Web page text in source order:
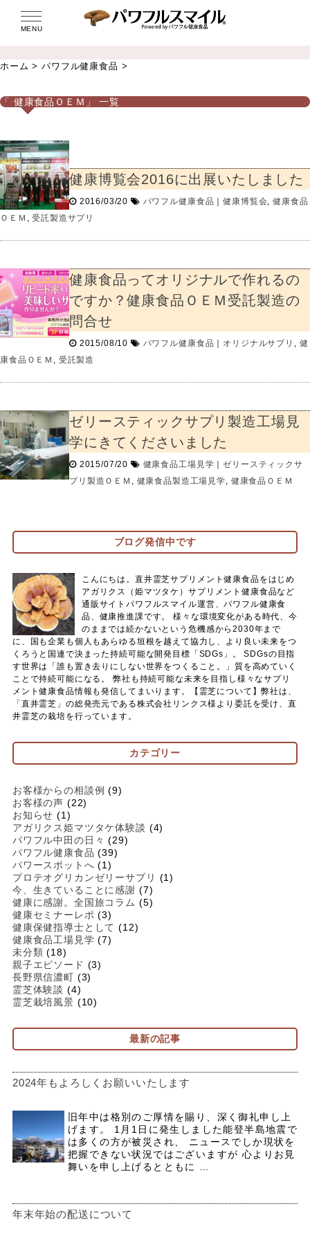
ホーム >パワフル健康食品 >
「 健康食品ＯＥＭ」 一覧
健康博覧会2016に出展いたしました
2016/03/20 パワフル健康食品 ｜健康博覧会,健康食品
ＯＥＭ ,受託製造サプリ
健康食品ってオリジナルで作れるの
ですか？健康食品ＯＥＭ受託製造の
問合せ
2015/08/10 パワフル健康食品 オリジナルサプリ , 健
康食品ＯＥＭ , 受託製造
ゼリースティックサプリ製造工場見
学にきてくださいました
2015/07/20 健康食品工場見学 ｜ゼリースティックサ
プリ製造ＯＥＭ , 健康食品製造工場見学, 健康食品ＯＥＭ
ブログ発信中です
こんにちは。直井霊芝サプリメント健康食品をはじめ
アガリクス（姫マツタケ）サプリメント健康食品など
通販サイトパワフルスマイル運営、パワフル健康食
品、健康推進課です。 様々な環境変化がある時代、今
のままでは続かないという危機感から2030年まで
に、国も企業も個人もあらゆる垣根を越えて協力し、より良い未来をつ
くろうと国連で決まった持続可能な開発目標「SDGs」。 SDGsの目指
す世界は「誰も置き去りにしない世界をつくること。」質を高めていく
ことで持続可能になる。 弊社も持続可能な未来を目指し様々なサプリ
メント健康食品情報も発信してまいります。【霊芝について】弊社は、
「直井霊芝」の総発売元である株式会社リンクス様より委託を受け、直
井霊芝の栽培を行っています。
カテゴリー
お客様からの相談例 (9)
お客様の声 (22)
お知らせ (1)
アガリクス姫マツタケ体験談 (4)
パワフル中田の日々 (29)
パワフル健康食品 (39)
パワースポットへ (1)
プロテオグリカンゼリーサプリ (1)
今、生きていることに感謝 (7)
健康に感謝。全国旅コラム (5)
健康セミナーレポ (3)
健康保健指導士として (12)
健康食品工場見学 (7)
未分類 (18)
親子エピソード (3)
長野県信濃町 (3)
霊芝体験談 (4)
霊芝栽培風景 (10)
最新の記事
2024年もよろしくお願いいたします
旧年中は格別のご厚情を賜り、深く御礼申し上
げます。 1月1日に発生しました能登半島地震で
は多くの方が被災され、 ニュースでしか現状を
把握できない状況ではございますが 心よりお見
舞いを申し上げるとともに …
年末年始の配送について